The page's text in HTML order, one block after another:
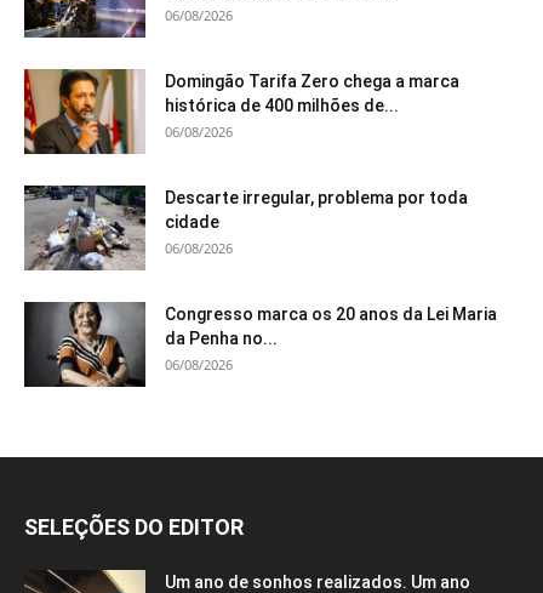
06/08/2026
Domingão Tarifa Zero chega a marca
histórica de 400 milhões de...
06/08/2026
Descarte irregular, problema por toda
cidade
06/08/2026
Congresso marca os 20 anos da Lei Maria
da Penha no...
06/08/2026
SELEÇÕES DO EDITOR
Um ano de sonhos realizados. Um ano